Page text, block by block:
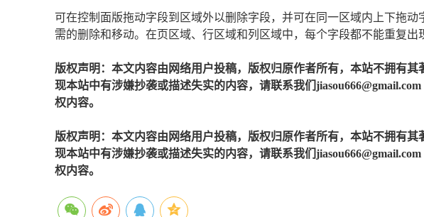
可在控制面版拖动字段到区域外以删除字段，并可在同一区域内上下拖
需的删除和移动。在页区域、行区域和列区域中，每个字段都不能重复出
版权声明：本文内容由网络用户投稿，版权归原作者所有，本站不拥有
现本站中有涉嫌抄袭或描述失实的内容，请联系我们
权内容。
版权声明：本文内容由网络用户投稿，版权归原作者所有，本站不拥有
现本站中有涉嫌抄袭或描述失实的内容，请联系我们
权内容。